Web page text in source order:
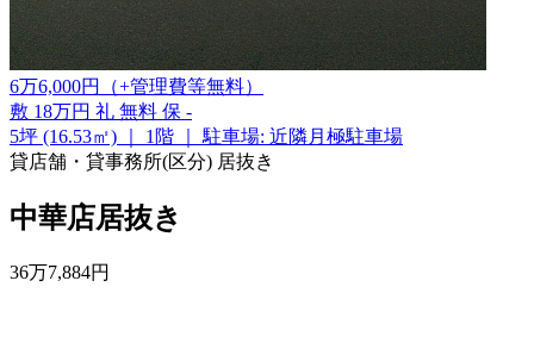
6万6,000円 （+管理費等無料）
敷 18万円 礼 無料 保 -
5坪 (16.53㎡)
1階
駐車場: 近隣月極駐車場
貸店舗・貸事務所(区分) 居抜き
中華店居抜き
36万7,884円